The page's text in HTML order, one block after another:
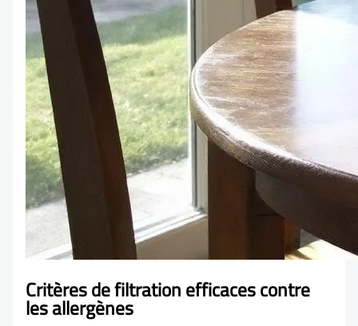
Critères de filtration efficaces contre
les allergènes